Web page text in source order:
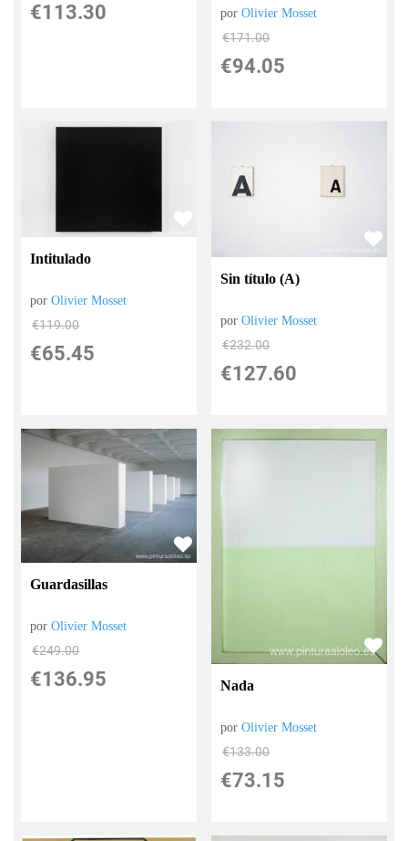
€113.30 porOlivier Mosset
€171.00
€94.05
Intitulado
porOlivier Mosset
€119.00
€65.45
Sin título (A)
porOlivier Mosset
€232.00
€127.60
Guardasillas
porOlivier Mosset
€249.00
€136.95 Nada
porOlivier Mosset
€133.00
€73.15